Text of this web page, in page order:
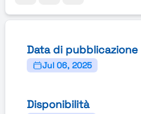
Data di pubblicazione
Jul 06, 2025
Disponibilità